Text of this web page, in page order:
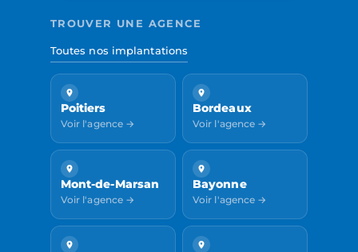
TROUVER UNE AGENCE
Toutes nos implantations
Poitiers
Voir l'agence →
Bordeaux
Voir l'agence →
Mont-de-Marsan
Voir l'agence →
Bayonne
Voir l'agence →